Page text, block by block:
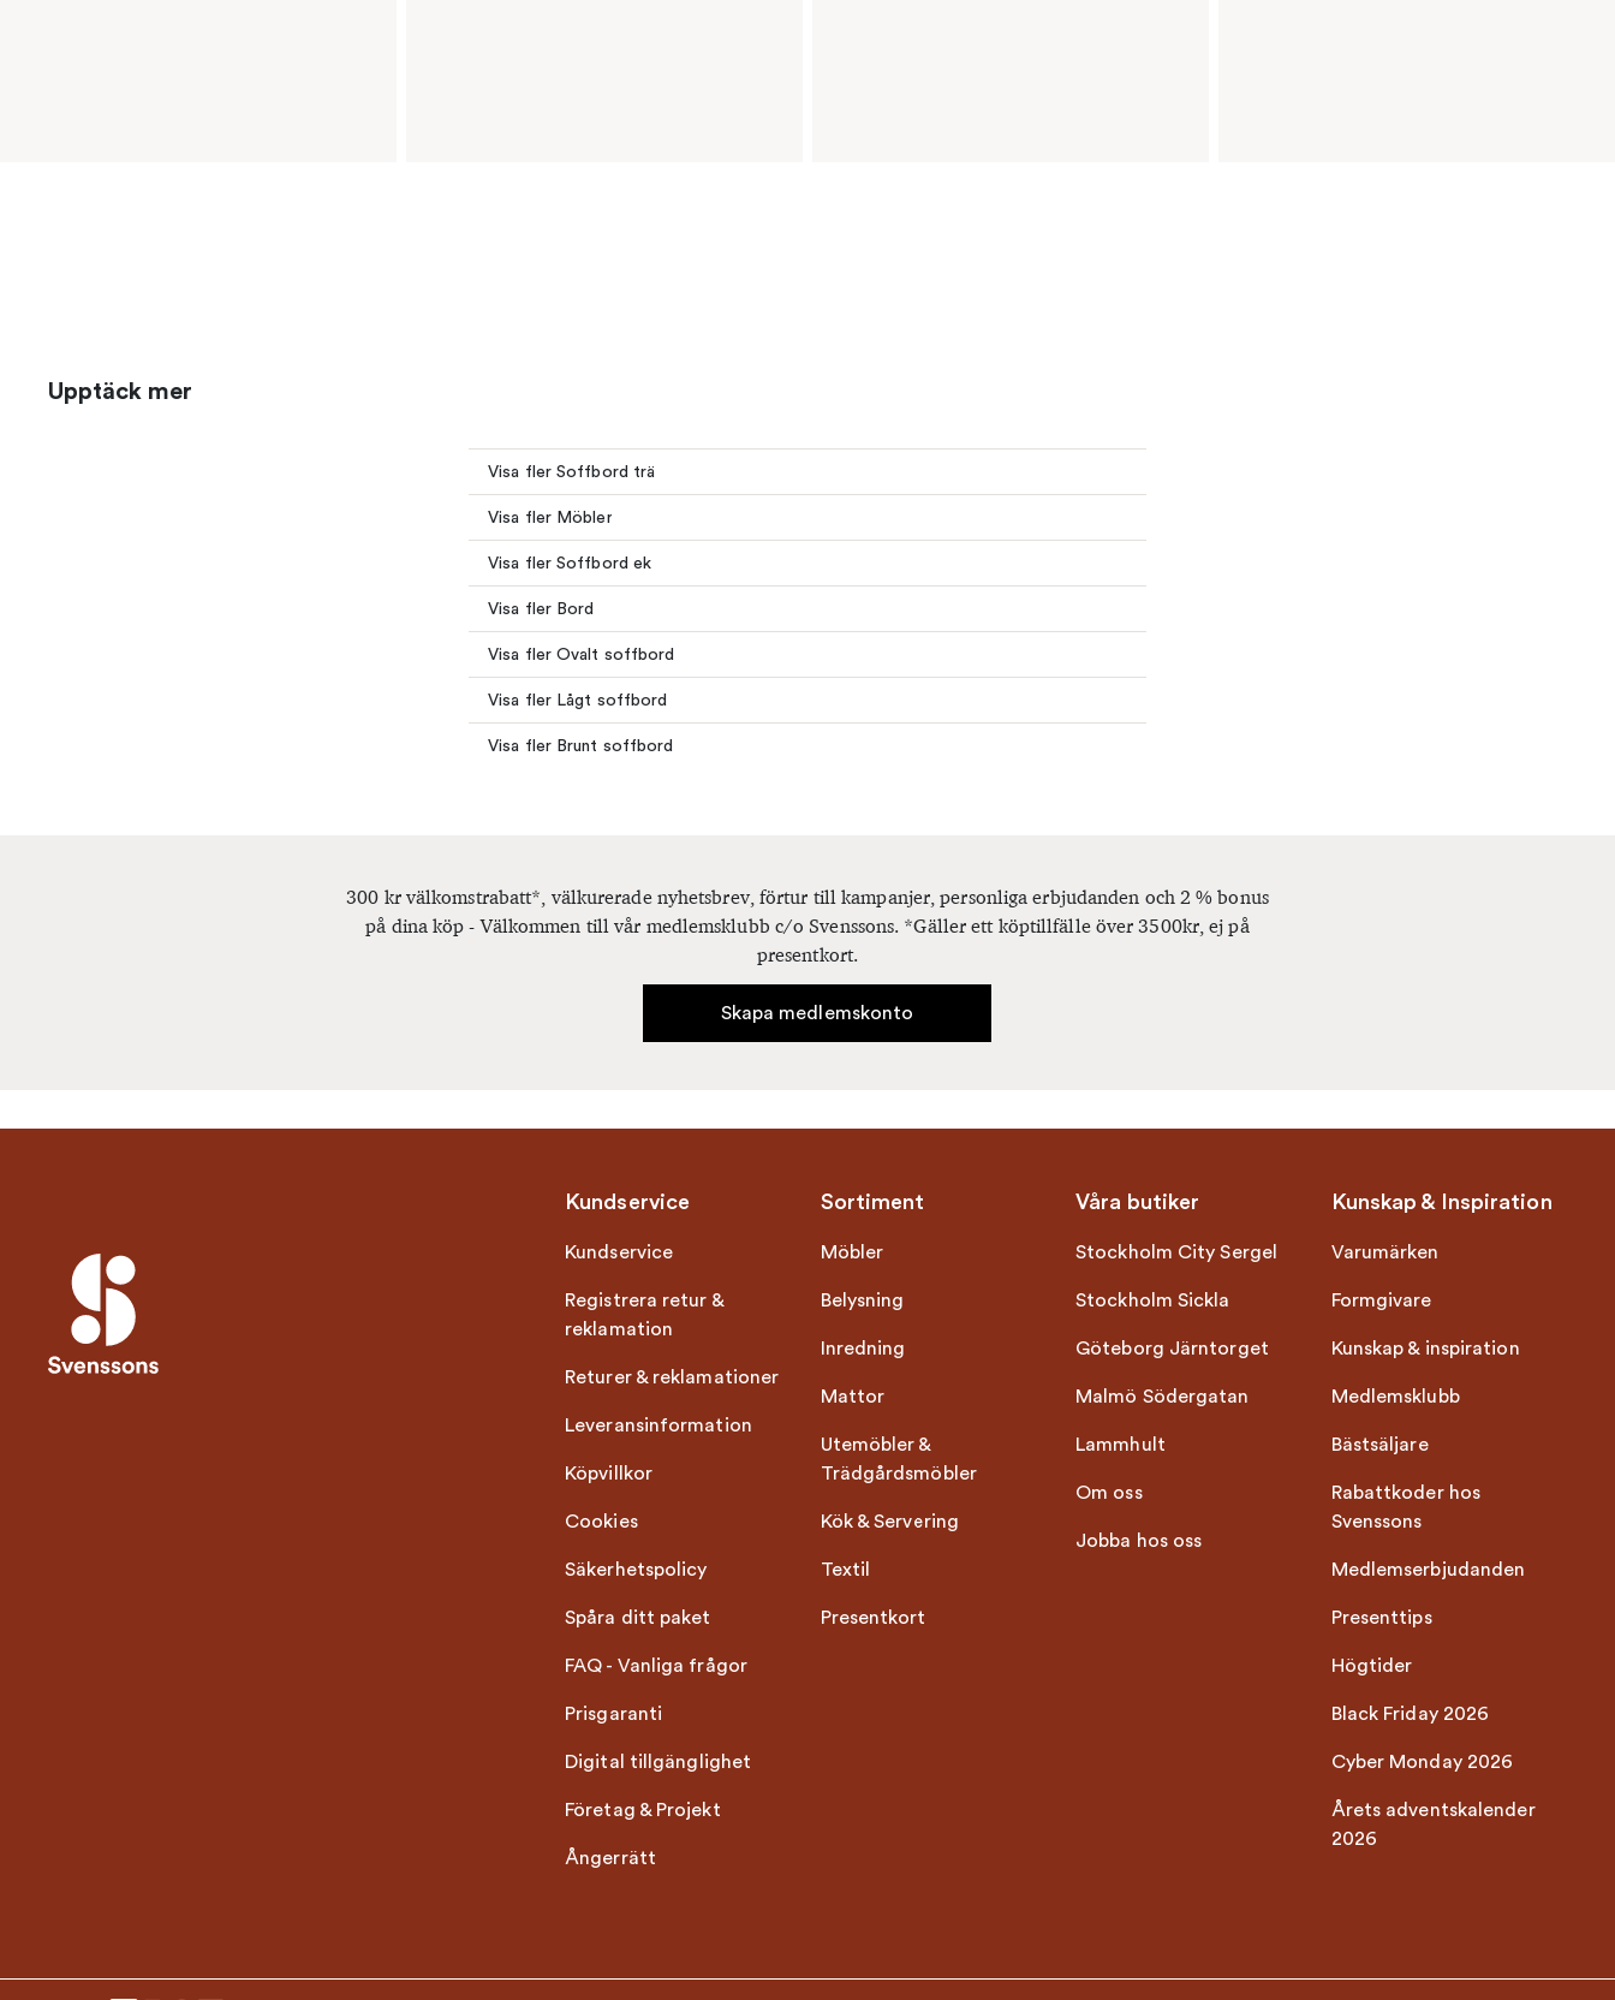
Upptäck mer
Visa fler Soffbord trä
Visa fler Möbler
Visa fler Soffbord ek
Visa fler Bord
Visa fler Ovalt soffbord
Visa fler Lågt soffbord
Visa fler Brunt soffbord
300 kr välkomstrabatt*, välkurerade nyhetsbrev, förtur till kampanjer, personliga erbjudanden och 2 % bonus
på dina köp - Välkommen till vår medlemsklubb c/o Svenssons. *Gäller ett köptillfälle över 3500kr, ej på
presentkort.
Skapa medlemskonto
Kundservice
Kundservice
Registrera retur &
reklamation
Returer & reklamationer
Leveransinformation
Köpvillkor
Cookies
Säkerhetspolicy
Spåra ditt paket
FAQ - Vanliga frågor
Prisgaranti
Digital tillgänglighet
Företag & Projekt
Ångerrätt
Sortiment
Möbler
Belysning
Inredning
Mattor
Utemöbler &
Trädgårdsmöbler
Kök & Servering
Textil
Presentkort
Våra butiker
Stockholm City Sergel
Stockholm Sickla
Göteborg Järntorget
Malmö Södergatan
Lammhult
Om oss
Jobba hos oss
Kunskap & Inspiration
Varumärken
Formgivare
Kunskap & inspiration
Medlemsklubb
Bästsäljare
Rabattkoder hos
Svenssons
Medlemserbjudanden
Presenttips
Högtider
Black Friday 2026
Cyber Monday 2026
Årets adventskalender
2026